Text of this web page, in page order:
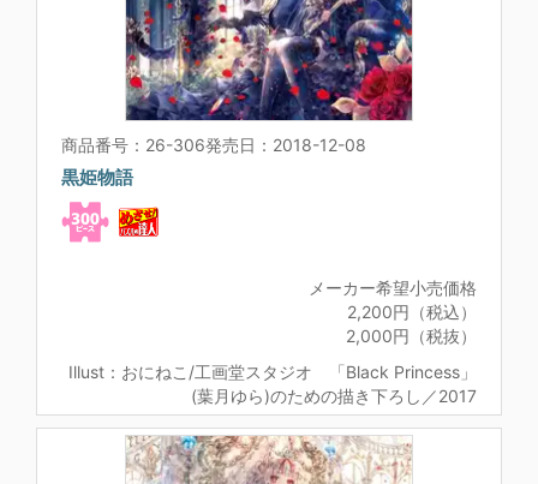
商品番号：26-306発売日：2018-12-08
黒姫物語
メーカー希望小売価格
2,200円（税込）
2,000円（税抜）
Illust：おにねこ/工画堂スタジオ 「Black Princess」
(葉月ゆら)のための描き下ろし／2017